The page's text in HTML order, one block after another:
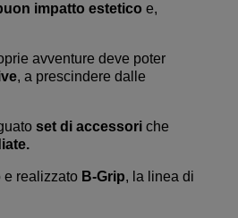
impatto estetico e,
avventure deve poter
, a prescindere dalle
set di accessori che
e realizzato B-Grip, la linea di